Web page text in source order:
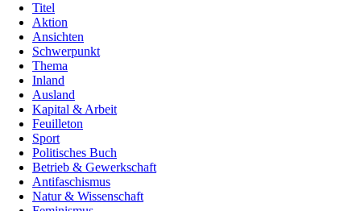
Titel
Aktion
Ansichten
Schwerpunkt
Thema
Inland
Ausland
Kapital & Arbeit
Feuilleton
Sport
Politisches Buch
Betrieb & Gewerkschaft
Antifaschismus
Natur & Wissenschaft